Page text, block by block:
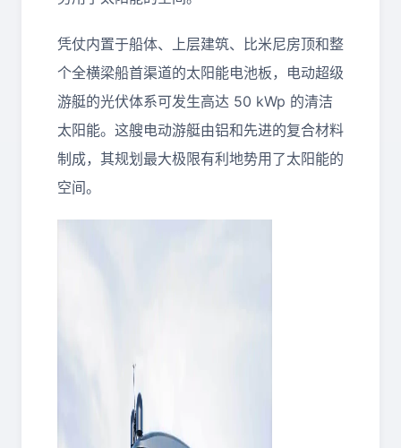
凭仗内置于船体、上层建筑、比米尼房顶和整
个全横梁船首渠道的太阳能电池板，电动超级
游艇的光伏体系可发生高达 50 kWp 的清洁
太阳能。这艘电动游艇由铝和先进的复合材料
制成，其规划最大极限有利地势用了太阳能的
空间。